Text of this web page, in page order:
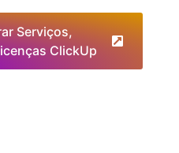
Serviços,
ClickUp